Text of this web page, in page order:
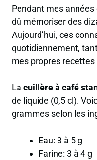
Pendant mes années
dû mémoriser des
Aujourd’hui, ces
quotidiennement,
mes propres
La cuillère à café
de liquide (0,5 cl).
grammes selon les
Eau: 3 à 5 g
Farine: 3 à 4 g